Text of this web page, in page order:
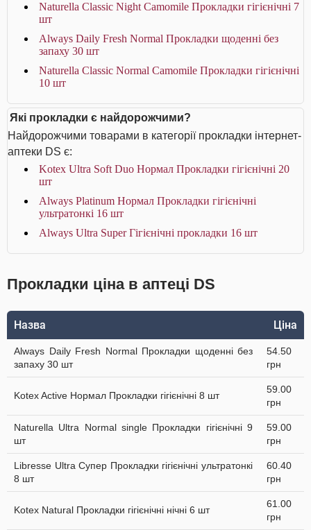
Naturella Classic Night Camomile Прокладки гігієнічні 7
шт
Always Daily Fresh Normal Прокладки щоденні без
запаху 30 шт
Naturella Classic Normal Camomile Прокладки гігієнічні
10 шт
Які прокладки є найдорожчими?
Найдорожчими товарами в категорії прокладки інтернет-
аптеки DS є:
Kotex Ultra Soft Duo Нормал Прокладки гігієнічні 20
шт
Always Platinum Нормал Прокладки гігієнічні
ультратонкі 16 шт
Always Ultra Super Гігієнічні прокладки 16 шт
Прокладки ціна в аптеці DS
Назва Ціна
Always Daily Fresh Normal Прокладки щоденні без
запаху 30 шт
54.50
грн
Kotex Active Нормал Прокладки гігієнічні 8 шт
59.00
грн
Naturella Ultra Normal single Прокладки гігієнічні 9
шт
59.00
грн
Libresse Ultra Супер Прокладки гігієнічні ультратонкі
8 шт
60.40
грн
Kotex Natural Прокладки гігієнічні нічні 6 шт
61.00
грн